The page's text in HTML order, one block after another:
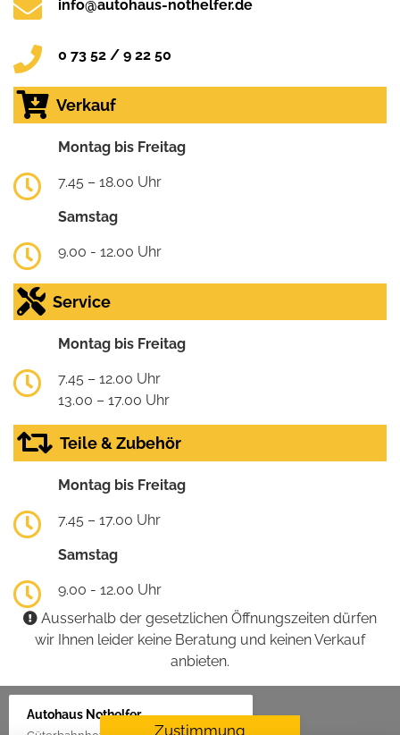
info@autohaus-nothelfer.de
0 73 52 / 9 22 50
Verkauf
Montag bis Freitag
7.45 – 18.00 Uhr
Samstag
9.00 - 12.00 Uhr
Service
Montag bis Freitag
7.45 – 12.00 Uhr
13.00 – 17.00 Uhr
Teile & Zubehör
Montag bis Freitag
7.45 – 17.00 Uhr
Samstag
9.00 - 12.00 Uhr
Ausserhalb der gesetzlichen Öffnungszeiten dürfen
wir Ihnen leider keine Beratung und keinen Verkauf
anbieten.
Autohaus Nothelfer
Zustimmung